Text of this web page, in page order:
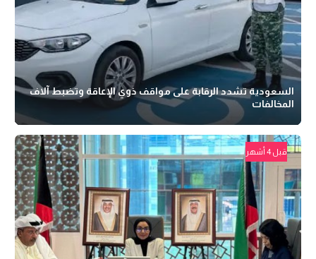
السعودية تشدد الرقابة على مواقف ذوي الإعاقة وتضبط آلاف
المخالفات
قبل 4 أشهر